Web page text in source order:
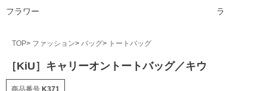
フラワー
ラ
TOP ファッション バッグ トートバッグ
［KiU］キャリーオントートバッグ／キウ
商品番号 K371